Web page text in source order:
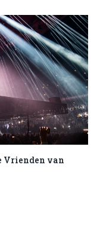
Vrienden van